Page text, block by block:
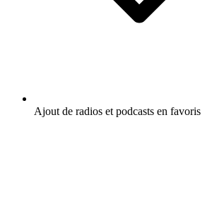
Ajout de radios et podcasts en favoris